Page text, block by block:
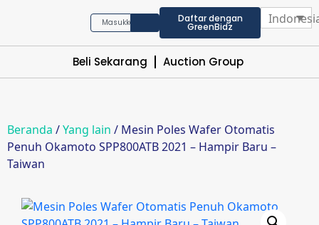
Daftar dengan
GreenBidz
Beli Sekarang Auction Group
Beranda /Yang lain / Mesin Poles Wafer Otomatis
Penuh Okamoto SPP800ATB 2021 – Hampir Baru –
Taiwan